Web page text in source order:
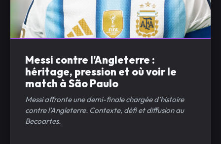
Messi contre l’Angleterre :
héritage, pression et où voir le
match à São Paulo
Messi affronte une demi-finale chargée d’histoire
contre l’Angleterre. Contexte, défi et diffusion au
Becoartes.